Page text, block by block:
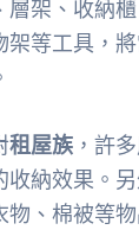
層架、收納
架等工具，
租屋族 ，許
收納效果。
物、棉被等